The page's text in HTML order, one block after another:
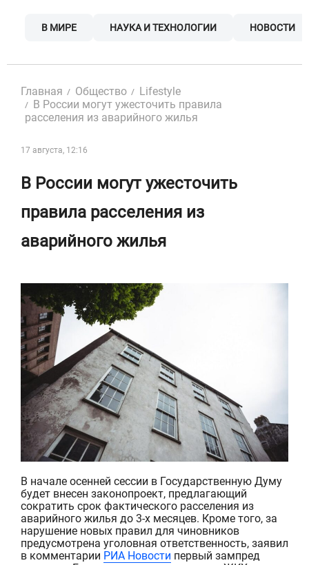
В МИРЕ НАУКА И ТЕХНОЛОГИИ НОВОСТИ
Главная Общество
Lifestyle
В России могут ужесточить правила
расселения из аварийного жилья
17 августа, 12:16
В России могут ужесточить
правила расселения из
аварийного жилья
В начале осенней сессии в Государственную Думу
будет внесен законопроект, предлагающий
сократить срок фактического расселения из
аварийного жилья до 3-х месяцев. Кроме того, за
нарушение новых правил для чиновников
предусмотрена уголовная ответственность, заявил
в комментарии РИА Новости первый зампред